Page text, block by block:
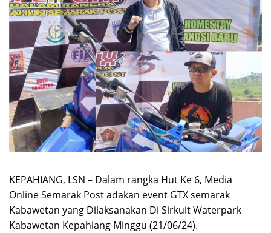
KEPAHIANG, LSN – Dalam rangka Hut Ke 6, Media
Online Semarak Post adakan event GTX semarak
Kabawetan yang Dilaksanakan Di Sirkuit Waterpark
Kabawetan Kepahiang Minggu (21/06/24).